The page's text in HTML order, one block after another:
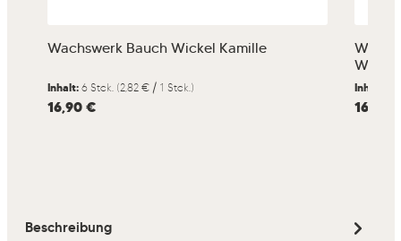
Wachswerk Bauch Wickel Kamille
Inhalt: 6 Stck. (2,82 € / 1 Stck.)
Regulärer Preis:
16,90 €
Winde
Inhalt:
16,90
Beschreibung